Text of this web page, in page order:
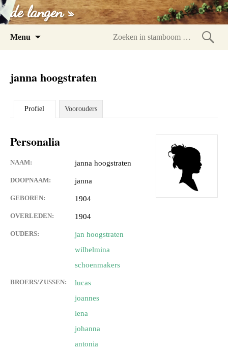
de langen »
Menu
janna hoogstraten
Profiel Voorouders
Personalia
NAAM: janna hoogstraten
DOOPNAAM: janna
GEBOREN: 1904
OVERLEDEN: 1904
OUDERS:
jan hoogstraten
wilhelmina
schoenmakers
BROERS/ZUSSEN:
lucas
joannes
lena
johanna
antonia